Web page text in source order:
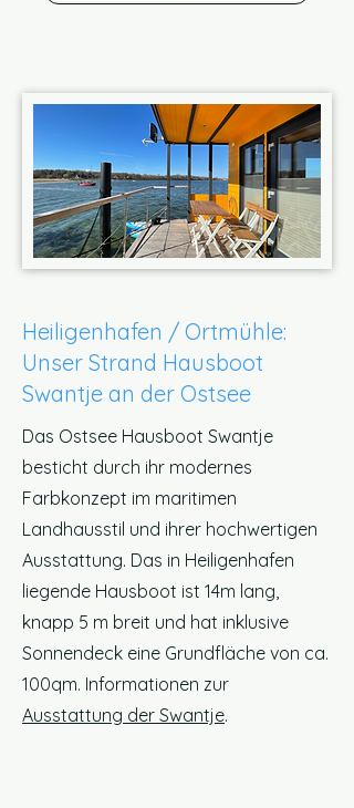
Heiligenhafen / Ortmühle:
Unser Strand Hausboot
Swantje an der Ostsee
Das Ostsee Hausboot Swantje
besticht durch ihr modernes
Farbkonzept im maritimen
Landhausstil und ihrer hochwertigen
Ausstattung. Das in Heiligenhafen
liegende Hausboot ist 14m lang,
knapp 5 m breit und hat inklusive
Sonnendeck eine Grundfläche von ca.
100qm. Informationen zur
Ausstattung der Swantje.